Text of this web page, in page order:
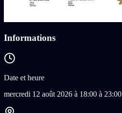
Informations
Date et heure
mercredi 12 août 2026 à 18:00 à 23:00